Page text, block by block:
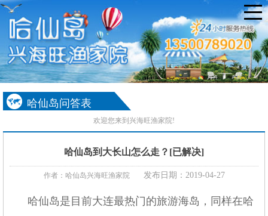
哈仙岛问答表
欢迎您来到兴海旺渔家院!
哈仙岛到大长山怎么走？[已解决]
作者：哈仙岛兴海旺渔家院 发布日期：2019-04-27
哈仙岛是目前大连最热门的旅游海岛，同样在哈